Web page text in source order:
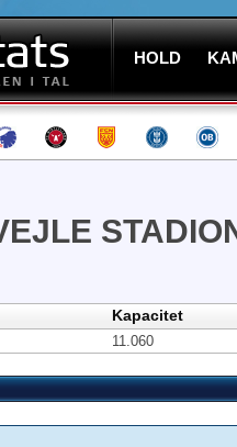
HOLD
Kapacitet
11.060